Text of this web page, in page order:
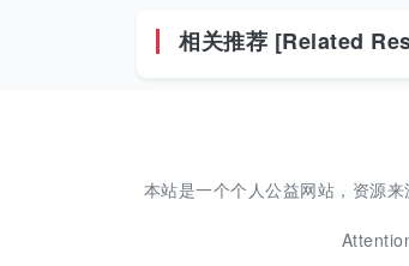
相关推荐 [Related
本站是一个个人公益网站，资源